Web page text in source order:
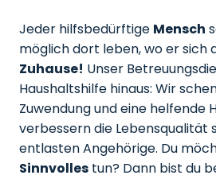
Jeder hilfsbedürftige Mensch
möglich dort leben, wo er sich
Zuhause! Unser
Haushaltshilfe hinaus: Wir
Zuwendung und eine helfende
verbessern die Lebensqualität
entlasten Angehörige. Du
Sinnvolles tun? Dann bist du